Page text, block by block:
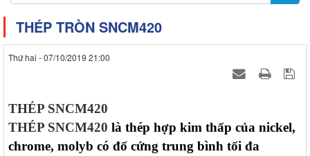
THÉP TRÒN SNCM420
Thứ hai - 07/10/2019 21:00
THÉP SNCM420
THÉP SNCM420 là thép hợp kim thấp của nickel,
chrome, molyb có đố cứng trung bình tối đa